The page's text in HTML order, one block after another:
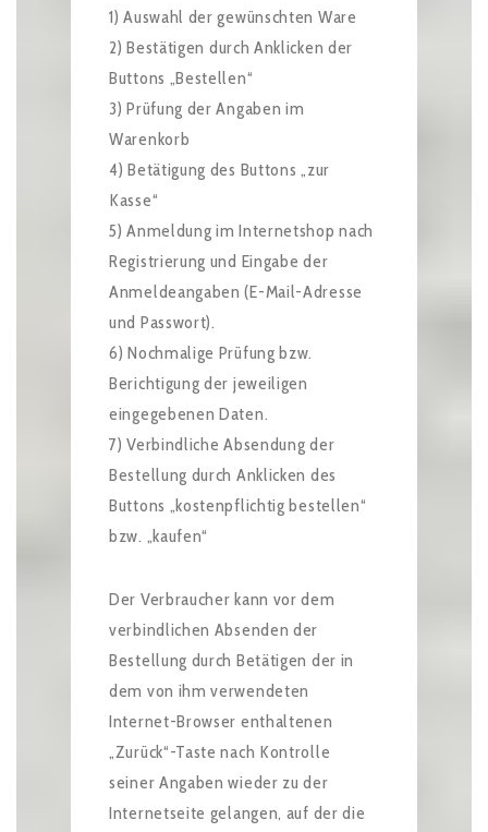
1) Auswahl der gewünschten Ware
2) Bestätigen durch Anklicken der
Buttons „Bestellen“
3) Prüfung der Angaben im
Warenkorb
4) Betätigung des Buttons „zur
Kasse“
5) Anmeldung im Internetshop nach
Registrierung und Eingabe der
Anmeldeangaben (E-Mail-Adresse
und Passwort).
6) Nochmalige Prüfung bzw.
Berichtigung der jeweiligen
eingegebenen Daten.
7) Verbindliche Absendung der
Bestellung durch Anklicken des
Buttons „kostenpflichtig bestellen“
bzw. „kaufen“
Der Verbraucher kann vor dem
verbindlichen Absenden der
Bestellung durch Betätigen der in
dem von ihm verwendeten
Internet-Browser enthaltenen
„Zurück“-Taste nach Kontrolle
seiner Angaben wieder zu der
Internetseite gelangen, auf der die